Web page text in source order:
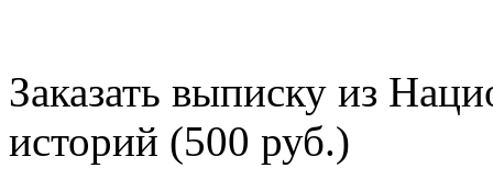
Заказать выписку из
историй (500 руб.)